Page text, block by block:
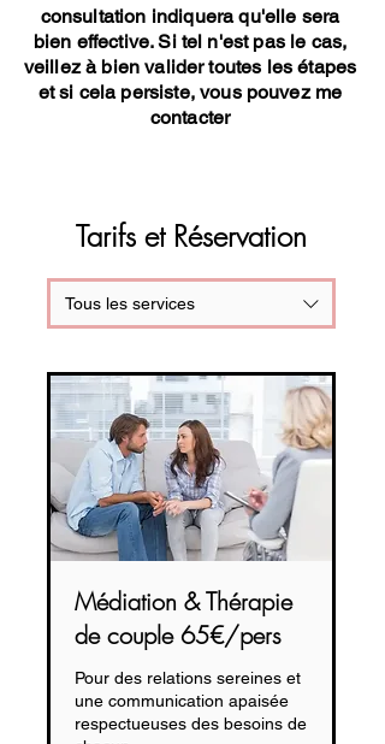
consultation indiquera qu'elle sera
bien effective. Si tel n'est pas le cas,
veillez à bien valider toutes les étapes
et si cela persiste, vous pouvez me
contacter
Tarifs et Réservation
Tous les services
Médiation & Thérapie
de couple 65€/pers
Pour des relations sereines et
une communication apaisée
respectueuses des besoins de